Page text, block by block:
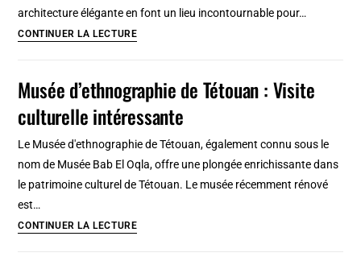
de
de
perdition
architecture élégante en font un lieu incontournable pour…
CONTINUER LA LECTUREQuartier
à
Tétouan,
d’urbanisme
Musée d’ethnographie de Tétouan : Visite
culturelle intéressante
Le Musée d'ethnographie de Tétouan, également connu sous le
nom de Musée Bab El Oqla, offre une plongée enrichissante dans
le patrimoine culturel de Tétouan. Le musée récemment rénové
est…
CONTINUER LA LECTUREMusée